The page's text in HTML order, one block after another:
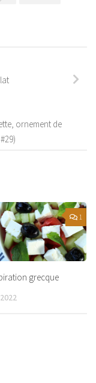
ornement de
1
grecque